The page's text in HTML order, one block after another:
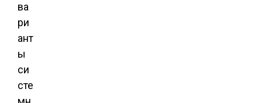
ва
ри
ант
ы
си
сте